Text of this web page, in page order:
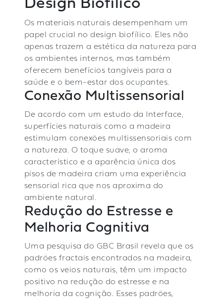
Design Biofílico
Os materiais naturais desempenham um
papel crucial no design biofílico. Eles não
apenas trazem a estética da natureza para
os ambientes internos, mas também
oferecem benefícios tangíveis para a
saúde e o bem-estar dos ocupantes.
Conexão Multissensorial
De acordo com um estudo da Interface,
superfícies naturais como a madeira
estimulam conexões multissensoriais com
a natureza. O toque suave, o aroma
característico e a aparência única dos
pisos de madeira criam uma experiência
sensorial rica que nos aproxima do
ambiente natural.
Redução do Estresse e
Melhoria Cognitiva
Uma pesquisa do GBC Brasil revela que os
padrões fractais encontrados na madeira,
como os veios naturais, têm um impacto
positivo na redução do estresse e na
melhoria da cognição. Esses padrões,